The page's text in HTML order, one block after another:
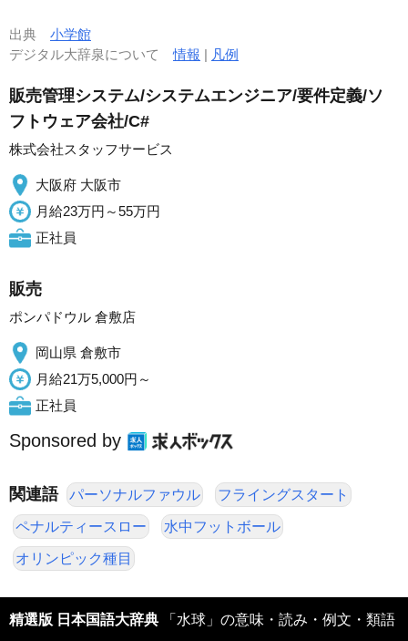
出典 小学館
デジタル大辞泉について情報 | 凡例
販売管理システム/システムエンジニア/要件定義/ソ
フトウェア会社/C#
株式会社スタッフサービス
大阪府 大阪市
月給23万円～55万円
正社員
販売
ポンパドウル 倉敷店
岡山県 倉敷市
月給21万5,000円～
正社員
Sponsored by
関連語 パーソナルファウル フライングスタート
ペナルティースロー 水中フットボール
オリンピック種目
精選版 日本国語大辞典 「水球」の意味・読み・例文・類語